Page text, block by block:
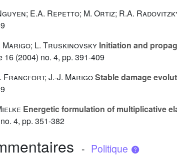
E.A. Repetto; M. Ortiz; R.A.
Marigo; L. Truskinovsky Initiation and
16 (2004) no. 4, pp. 391-409
Francfort; J.-J. MarigoStable damage
Energetic formulation of multiplicative
4, pp. 351-382
- Politique